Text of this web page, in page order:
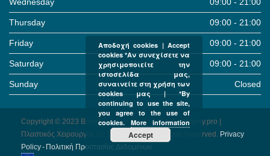
Thursday 09:00 - 21:00
Friday 09:00 - 21:00
Saturday 09:00 - 21:00
Sunday Closed
Copyright © 2023 BodySculpture Clinic & PlasticSurgery.pro |
Πλαστικός Χειρουργός Dr. Βαρναλίδης | All Rights Reserved. Pri­vacy
Pol­icy - Πολιτική Προστασίας Δεδομένων
Αποδοχή cookies | Accept
cookies *Αν συνεχίσετε να
χρησιμοποιείτε την
ιστοσελίδα μας,
συναινείτε στη χρήση των
cookies μας | *By
continuing to use the site,
you agree to the use of
cookies. More information
Accept